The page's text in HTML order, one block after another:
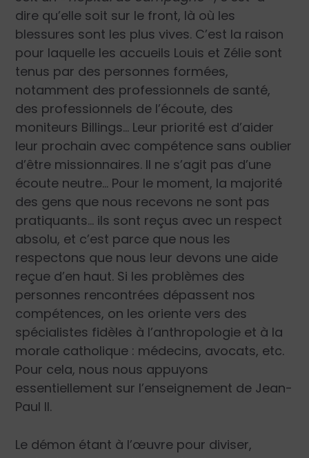
dire qu’elle soit sur le front, là où les
blessures sont les plus vives. C’est la raison
pour laquelle les accueils Louis et Zélie sont
tenus par des personnes formées,
notamment des professionnels de santé,
des professionnels de l’écoute, des
moniteurs Billings… Leur priorité est d’aider
leur prochain avec compétence sans oublier
d’être missionnaires. Il ne s’agit pas d’une
écoute neutre… Pour le moment, la majorité
des gens que nous recevons ne sont pas
pratiquants… ils sont reçus avec un respect
absolu, et c’est parce que nous les
respectons que nous leur devons une aide
reçue d’en haut. Si les problèmes des
personnes rencontrées dépassent nos
compétences, on les oriente vers des
spécialistes fidèles à l’anthropologie et à la
morale catholique : médecins, avocats, etc.
Pour ­cela, nous nous appuyons
essentiellement sur l’enseignement de Jean-
Paul II.
Le démon étant à l’œuvre pour diviser,